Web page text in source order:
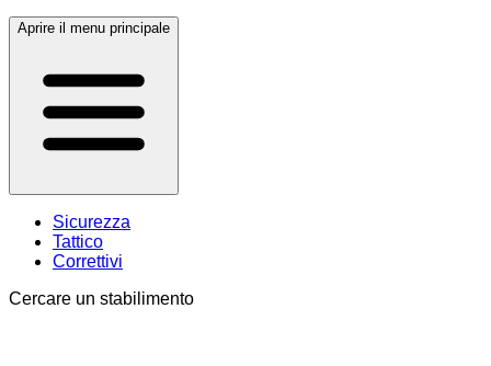
Aprire il menu principale
Sicurezza
Tattico
Correttivi
Cercare un stabilimento